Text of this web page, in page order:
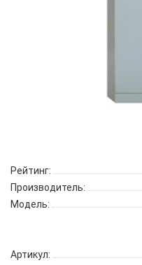
Рейтинг:
Производитель:
Модель:
Артикул: